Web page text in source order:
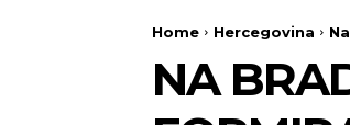
Home Hercegovina
NA